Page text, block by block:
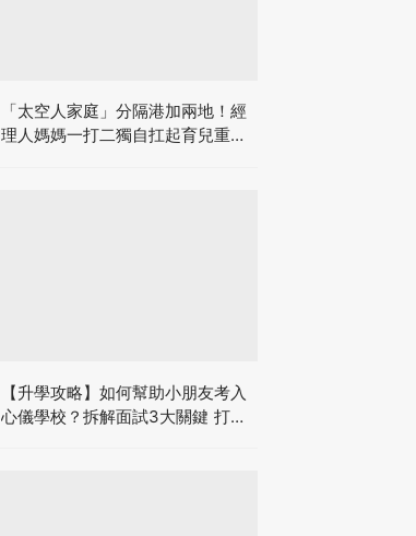
「太空人家庭」分隔港加兩地！經
理人媽媽一打二獨自扛起育兒重
【升學攻略】如何幫助小朋友考入
心儀學校？拆解面試3大關鍵 打好